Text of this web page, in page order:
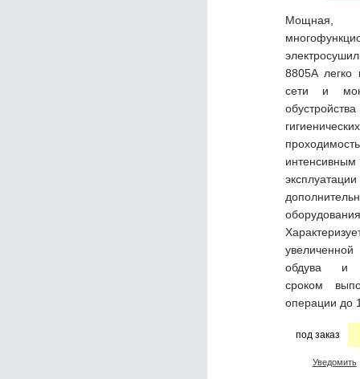
Мощная,
8805А легко
сети и
эксплуатации
обдува и
сроком
операции до
под заказ
Уведомить